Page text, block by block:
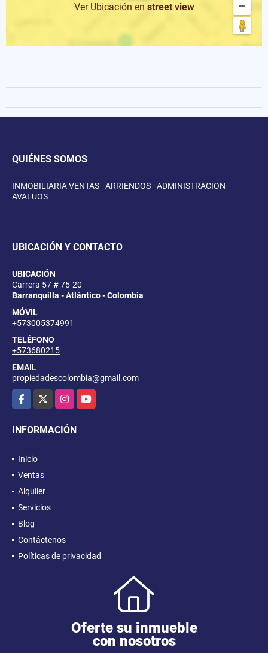
Ver Ubicación en street view
QUIÉNES SOMOS
INMOBILIARIA VENTAS - ARRIENDOS - ADMINISTRACION -
AVALUOS
UBICACIÓN Y CONTACTO
UBICACIÓN
Carrera 57 # 75-20
Barranquilla - Atlántico - Colombia
MÓVIL
+573005374991
TELÉFONO
+573680215
EMAIL
propiedadescolombia@gmail.com
Facebook
InstagramYouTube
INFORMACIÓN
Inicio
Ventas
Alquiler
Servicios
Blog
Contáctenos
Políticas de privacidad
Oferte su inmueble
con nosotros